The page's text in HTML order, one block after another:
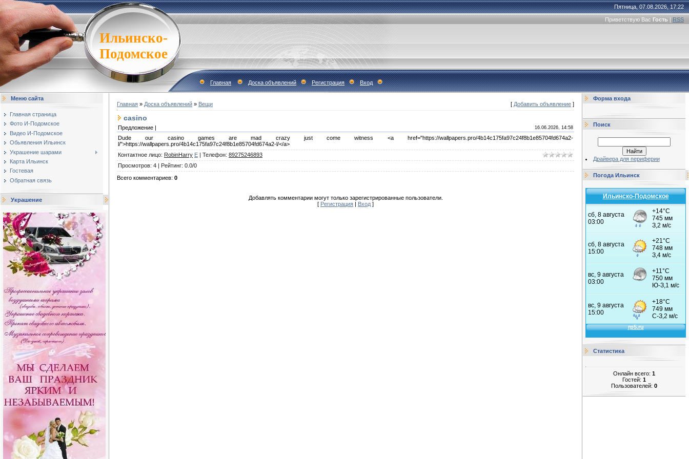
Ильинско-
Подомское
Пятница, 07.08.2026, 17:22
Приветствую Вас Гость | RSS
Главная Доска объявлений Регистрация Вход
Меню сайта
Главная страница
Фото И-Подомское
Видео И-Подомское
Обьявления Ильинск
Украшение шарами
Карта Ильинск
Гостевая
Обратная связь
Украшение
Главная » Доска объявлений » Вещи [ Добавить объявление ]
casino
Предложение | 16.06.2026, 14:58
Dude our casino games are mad crazy just come witness <a href="https://wallpapers.pro/4b14c175fa97c24f8b1e85704fd674a2-
l/">https://wallpapers.pro/4b14c175fa97c24f8b1e85704fd674a2-l/</a>
Контактное лицо: RobinHarry E | Телефон: 89275246893
Просмотров: 4 | Рейтинг: 0.0/0
Всего комментариев: 0
Добавлять комментарии могут только зарегистрированные пользователи.
[ Регистрация | Вход ]
Форма входа
Поиск
Драйвера для периферии
Погода Ильинск
Ильинско-Подомское
Статистика
Онлайн всего: 1
Гостей: 1
Пользователей: 0